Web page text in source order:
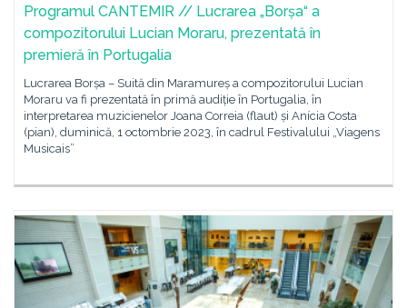
Programul CANTEMIR // Lucrarea „Borșa“ a
compozitorului Lucian Moraru, prezentată în
premieră în Portugalia
Lucrarea Borșa – Suită din Maramureș a compozitorului Lucian
Moraru va fi prezentată în primă audiție în Portugalia, în
interpretarea muzicienelor Joana Correia (flaut) și Anícia Costa
(pian), duminică, 1 octombrie 2023, în cadrul Festivalului „Viagens
Musicais”